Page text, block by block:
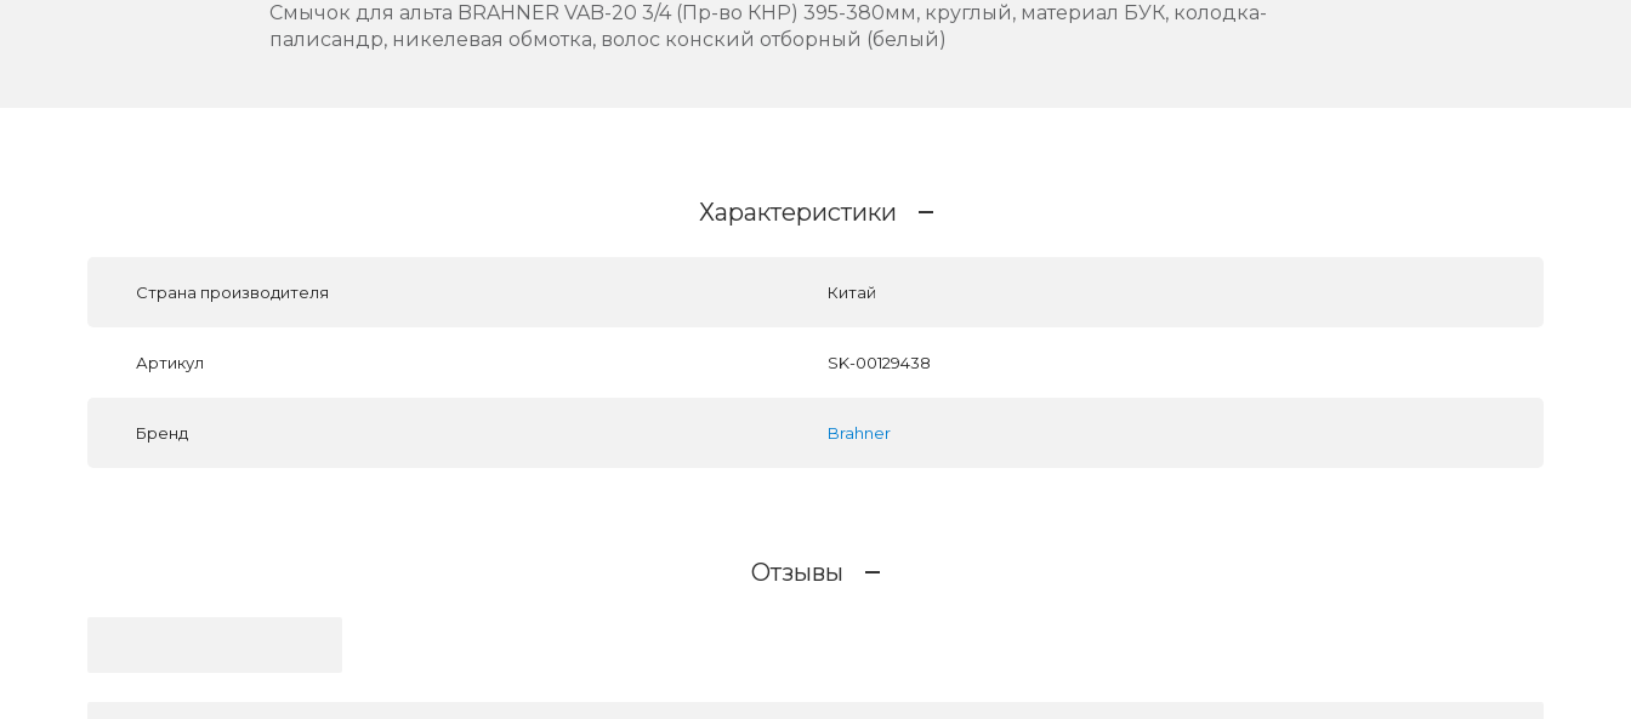
Смычок для альта BRAHNER VAB-20 3/4 (Пр-во КНР) 395-380мм, круглый, материал БУК, колодка-
палисандр, никелевая обмотка, волос конский отборный (белый)
Характеристики
Страна производителя Китай
Артикул SK-00129438
Бренд Brahner
Отзывы